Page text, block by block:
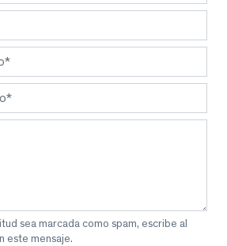
sea marcada como spam, escribe al
este mensaje.